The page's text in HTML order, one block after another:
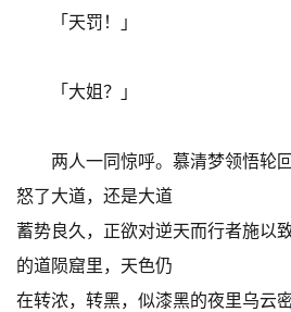
「天罚！」
「大姐？」
两人一同惊呼。慕清梦领悟轮
怒了大道，还是大道
蓄势良久，正欲对逆天而行者施以
的道陨窟里，天色仍
在转浓，转黑，似漆黑的夜里乌云密